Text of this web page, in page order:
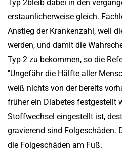
Typ 2bleib dabei in den
erstaunlicherweise gleich.
Anstieg der Krankenzahl, weil
werden, und damit die
Typ 2 zu bekommen, so die
"Ungefähr die Hälfte aller
weiß nichts von der bereits
früher ein Diabetes festgestellt
Stoffwechsel eingestellt ist,
gravierend sind Folgeschäden.
die Folgeschäden am Fuß.